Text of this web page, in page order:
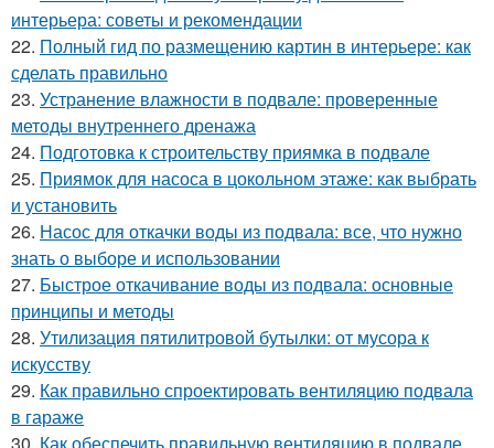
интерьера: советы и рекомендации
22. Полный гид по размещению картин в интерьере: как
сделать правильно
23. Устранение влажности в подвале: проверенные
методы внутреннего дренажа
24. Подготовка к строительству приямка в подвале
25. Приямок для насоса в цокольном этаже: как выбрать
и установить
26. Насос для откачки воды из подвала: все, что нужно
знать о выборе и использовании
27. Быстрое откачивание воды из подвала: основные
принципы и методы
28. Утилизация пятилитровой бутылки: от мусора к
искусству
29. Как правильно спроектировать вентиляцию подвала
в гараже